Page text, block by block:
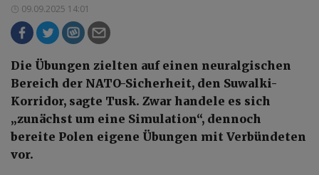
09.09.2025 14:01
Die Übungen zielten auf einen neuralgischen
Bereich der NATO-Sicherheit, den Suwalki-
Korridor, sagte Tusk. Zwar handele es sich
„zunächst um eine Simulation“, dennoch
bereite Polen eigene Übungen mit Verbündeten
vor.